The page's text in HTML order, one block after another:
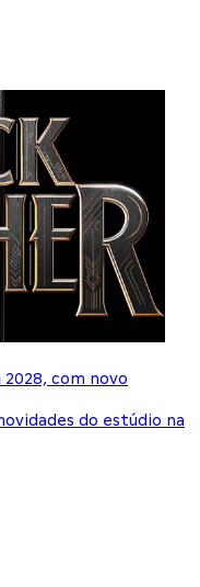
com novo
do estúdio na